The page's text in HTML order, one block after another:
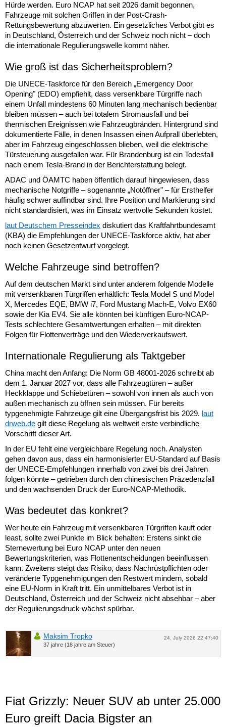
Hürde werden. Euro NCAP hat seit 2026 damit begonnen,
Fahrzeuge mit solchen Griffen in der Post-Crash-
Rettungsbewertung abzuwerten. Ein gesetzliches Verbot gibt es
in Deutschland, Österreich und der Schweiz noch nicht – doch
die internationale Regulierungswelle kommt näher.
Wie groß ist das Sicherheitsproblem?
Die UNECE-Taskforce für den Bereich „Emergency Door
Opening" (EDO) empfiehlt, dass versenkbare Türgriffe nach
einem Unfall mindestens 60 Minuten lang mechanisch bedienbar
bleiben müssen – auch bei totalem Stromausfall und bei
thermischen Ereignissen wie Fahrzeugbränden. Hintergrund sind
dokumentierte Fälle, in denen Insassen einen Aufprall überlebten,
aber im Fahrzeug eingeschlossen blieben, weil die elektrische
Türsteuerung ausgefallen war. Für Brandenburg ist ein Todesfall
nach einem Tesla-Brand in der Berichterstattung belegt.
ADAC und ÖAMTC haben öffentlich darauf hingewiesen, dass
mechanische Notgriffe – sogenannte „Notöffner" – für Ersthelfer
häufig schwer auffindbar sind. Ihre Position und Markierung sind
nicht standardisiert, was im Einsatz wertvolle Sekunden kostet.
laut Deutschem Presseindex diskutiert das Kraftfahrtbundesamt
(KBA) die Empfehlungen der UNECE-Taskforce aktiv, hat aber
noch keinen Gesetzentwurf vorgelegt.
Welche Fahrzeuge sind betroffen?
Auf dem deutschen Markt sind unter anderem folgende Modelle
mit versenkbaren Türgriffen erhältlich: Tesla Model S und Model
X, Mercedes EQE, BMW i7, Ford Mustang Mach-E, Volvo EX60
sowie der Kia EV4. Sie alle könnten bei künftigen Euro-NCAP-
Tests schlechtere Gesamtwertungen erhalten – mit direkten
Folgen für Flottenverträge und den Wiederverkaufswert.
Internationale Regulierung als Taktgeber
China macht den Anfang: Die Norm GB 48001-2026 schreibt ab
dem 1. Januar 2027 vor, dass alle Fahrzeugtüren – außer
Heckklappe und Schiebetüren – sowohl von innen als auch von
außen mechanisch zu öffnen sein müssen. Für bereits
typgenehmigte Fahrzeuge gilt eine Übergangsfrist bis 2029. laut
drweb.de gilt diese Regelung als weltweit erste verbindliche
Vorschrift dieser Art.
In der EU fehlt eine vergleichbare Regelung noch. Analysten
gehen davon aus, dass ein harmonisierter EU-Standard auf Basis
der UNECE-Empfehlungen innerhalb von zwei bis drei Jahren
folgen könnte – getrieben durch den chinesischen Präzedenzfall
und den wachsenden Druck der Euro-NCAP-Methodik.
Was bedeutet das konkret?
Wer heute ein Fahrzeug mit versenkbaren Türgriffen kauft oder
least, sollte zwei Punkte im Blick behalten: Erstens sinkt die
Sternewertung bei Euro NCAP unter den neuen
Bewertungskriterien, was Flottenentscheidungen beeinflussen
kann. Zweitens steigt das Risiko, dass Nachrüstpflichten oder
veränderte Typgenehmigungen den Restwert mindern, sobald
eine EU-Norm in Kraft tritt. Ein unmittelbares Verbot ist in
Deutschland, Österreich und der Schweiz nicht absehbar – aber
der Regulierungsdruck wächst spürbar.
24. July 2026 22:47:40
Maksim Tropko
37 jahre (18 jahre am Steuer)
Fiat Grizzly: Neuer SUV ab unter 25.000
Euro greift Dacia Bigster an